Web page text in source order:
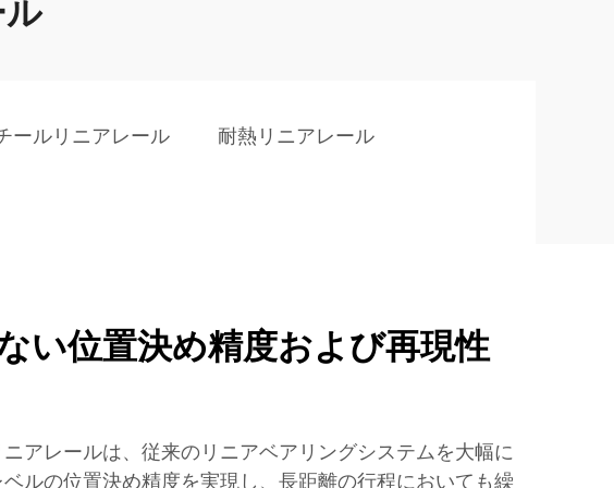
ールリニアレール 耐熱リニアレール
い位置決め精度および再現性
アレールは、従来のリニアベアリングシステムを大幅に
ルの位置決め精度を実現し、長距離の行程においても繰